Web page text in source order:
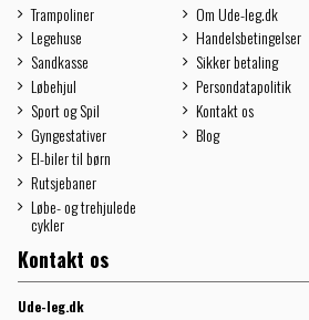
Trampoliner
Legehuse
Sandkasse
Løbehjul
Sport og Spil
Gyngestativer
El-biler til børn
Rutsjebaner
Løbe- og trehjulede
cykler
Om Ude-leg.dk
Handelsbetingelser
Sikker betaling
Persondatapolitik
Kontakt os
Blog
Kontakt os
Ude-leg.dk